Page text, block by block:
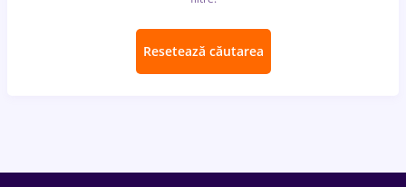
Resetează căutarea